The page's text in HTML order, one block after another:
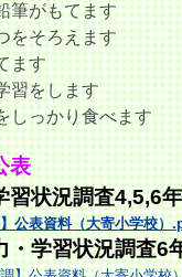
筆がもてます
をそろえます
ます
習をします
しっかり食べます
表
状況調査4,5,6年
公表資料（大寄小学校）
学習状況調査6